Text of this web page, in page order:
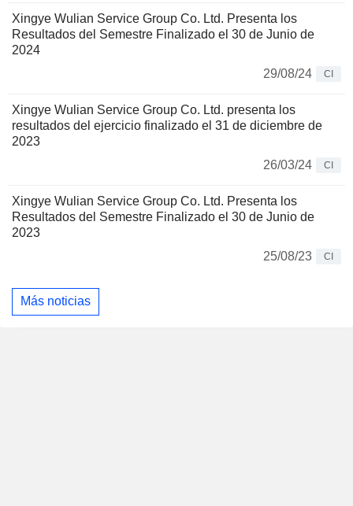
Xingye Wulian Service Group Co. Ltd. Presenta los
Resultados del Semestre Finalizado el 30 de Junio de
2024
29/08/24
CI
Xingye Wulian Service Group Co. Ltd. presenta los
resultados del ejercicio finalizado el 31 de diciembre de
2023
26/03/24
CI
Xingye Wulian Service Group Co. Ltd. Presenta los
Resultados del Semestre Finalizado el 30 de Junio de
2023
25/08/23
CI
Más noticias